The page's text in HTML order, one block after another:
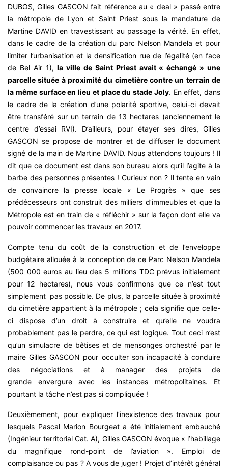
DUBOS, Gilles GASCON fait référence au « deal » passé entre
la métropole de Lyon et Saint Priest sous la mandature de
Martine DAVID en travestissant au passage la vérité. En effet,
dans le cadre de la création du parc Nelson Mandela et pour
limiter l’urbanisation et la densification rue de l’égalité (en face
de Bel Air 1),la ville de Saint Priest avait « échangé » une
parcelle située à proximité du cimetière contre un terrain de
la même surface en lieu et place du stade Joly. En effet, dans
le cadre de la création d’une polarité sportive, celui-ci devait
être transféré sur un terrain de 13 hectares (anciennement le
centre d’essai RVI). D’ailleurs, pour étayer ses dires, Gilles
GASCON se propose de montrer et de diffuser le document
signé de la main de Martine DAVID. Nous attendons toujours ! Il
dit que ce document est dans son bureau alors qu’il l’agite à la
barbe des personnes présentes ! Curieux non ? Il tente en vain
de convaincre la presse locale « Le Progrès » que ses
prédécesseurs ont construit des milliers d’immeubles et que la
Métropole est en train de « réfléchir » sur la façon dont elle va
pouvoir commencer les travaux en 2017.
Compte tenu du coût de la construction et de l’enveloppe
budgétaire allouée à la conception de ce Parc Nelson Mandela
(500 000 euros au lieu des 5 millions TDC prévus initialement
pour 12 hectares), nous vous confirmons que ce n’est tout
simplement pas possible. De plus, la parcelle située à proximité
du cimetière appartient à la métropole ; cela signifie que celle-
ci dispose d’un droit à construire et qu’elle ne voudra
probablement pas le perdre, ce qui est logique. Tout ceci n’est
qu’un simulacre de bêtises et de mensonges orchestré par le
maire Gilles GASCON pour occulter son incapacité à conduire
des négociations et à manager des projets de
grande envergure avec les instances métropolitaines. Et
pourtant la tâche n’est pas si compliquée !
Deuxièmement, pour expliquer l’inexistence des travaux pour
lesquels Pascal Marion Bourgeat a été initialement embauché
(Ingénieur territorial Cat. A), Gilles GASCON évoque « l’habillage
du magnifique rond-point de l’aviation ». Emploi de
complaisance ou pas ? A vous de juger ! Projet d’intérêt général